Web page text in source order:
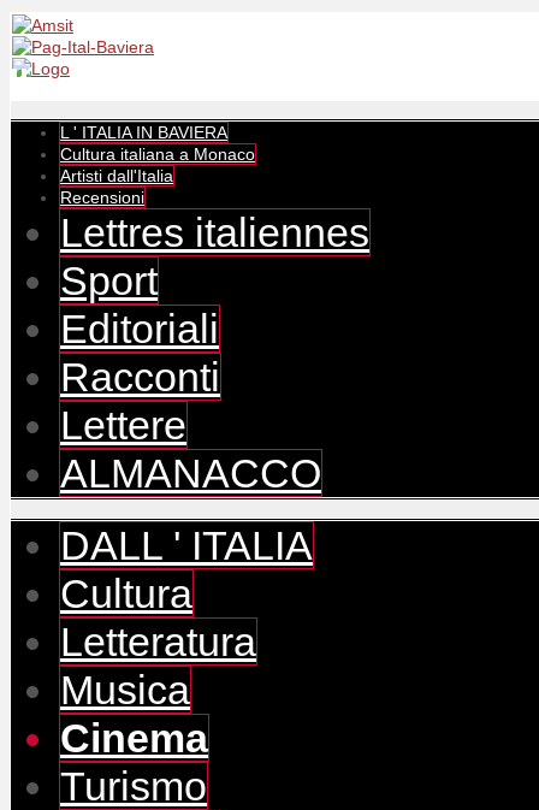
L ' ITALIA IN BAVIERA
Cultura italiana a Monaco
Artisti dall'Italia
Recensioni
Lettres italiennes
Sport
Editoriali
Racconti
Lettere
ALMANACCO
DALL ' ITALIA
Cultura
Letteratura
Musica
Cinema
Turismo